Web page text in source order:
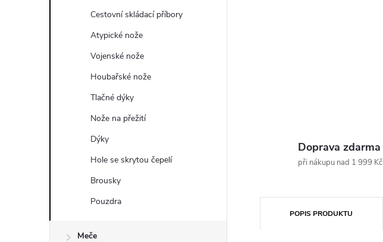
Cestovní skládací příbory
Atypické nože
Vojenské nože
Houbařské nože
Tlačné dýky
Nože na přežití
Dýky
Hole se skrytou čepelí
Brousky
Pouzdra
Meče
Doprava zdarma
při nákupu nad 1 999 Kč
POPIS PRODUKTU